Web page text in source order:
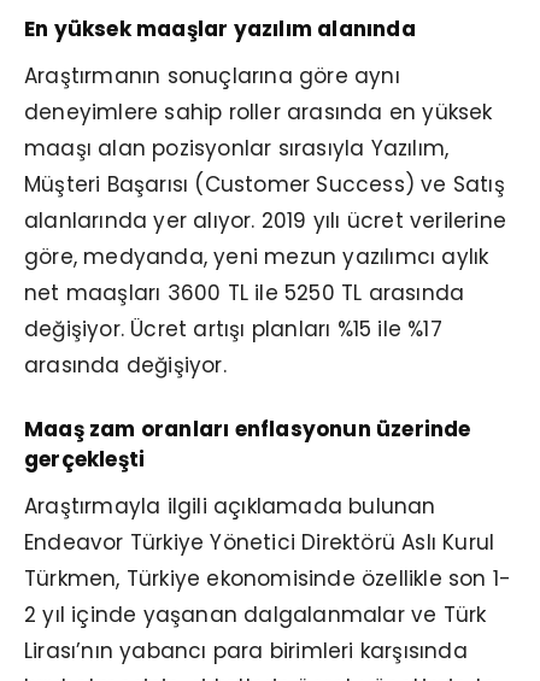
En yüksek maaşlar yazılım alanında
Araştırmanın sonuçlarına göre aynı
deneyimlere sahip roller arasında en yüksek
maaşı alan pozisyonlar sırasıyla Yazılım,
Müşteri Başarısı (Customer Success) ve Satış
alanlarında yer alıyor. 2019 yılı ücret verilerine
göre, medyanda, yeni mezun yazılımcı aylık
net maaşları 3600 TL ile 5250 TL arasında
değişiyor. Ücret artışı planları %15 ile %17
arasında değişiyor.
Maaş zam oranları enflasyonun üzerinde
gerçekleşti
Araştırmayla ilgili açıklamada bulunan
Endeavor Türkiye Yönetici Direktörü Aslı Kurul
Türkmen, Türkiye ekonomisinde özellikle son 1-
2 yıl içinde yaşanan dalgalanmalar ve Türk
Lirası’nın yabancı para birimleri karşısında